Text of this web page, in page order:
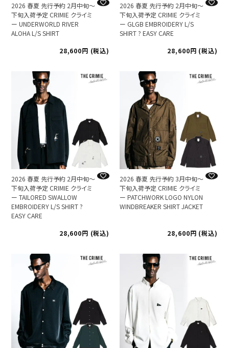
2026 春夏 先行予約 2月中旬～
下旬入荷予定 CRIMIE クライミ
ー UNDERWORLD RIVER
ALOHA L/S SHIRT
28,600
税込
2026 春夏 先行予約 2月中旬～
下旬入荷予定 CRIMIE クライミ
ー GLGB EMBROIDERY L/S
SHIRT ? EASY CARE
28,600
税込
2026 春夏 先行予約 2月中旬～
下旬入荷予定 CRIMIE クライミ
ー TAILORED SWALLOW
EMBROIDERY L/S SHIRT ?
EASY CARE
28,600
税込
2026 春夏 先行予約 3月中旬～
下旬入荷予定 CRIMIE クライミ
ー PATCHWORK LOGO NYLON
WINDBREAKER SHIRT JACKET
28,600 税込